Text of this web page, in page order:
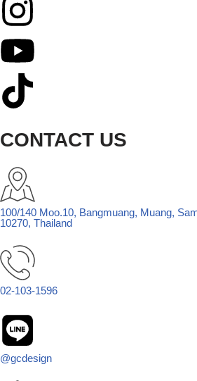
CONTACT US
100/140 Moo.10, Bangmuang, Muang,
10270, Thailand
02-103-1596
@gcdesign